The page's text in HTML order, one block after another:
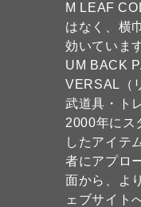
M LEAF
はなく、横
効いていま
UM BACK
VERSAL（
武道具・ト
2000年にス
したアイテ
者にアプロ
面から、よ
ェブサイ